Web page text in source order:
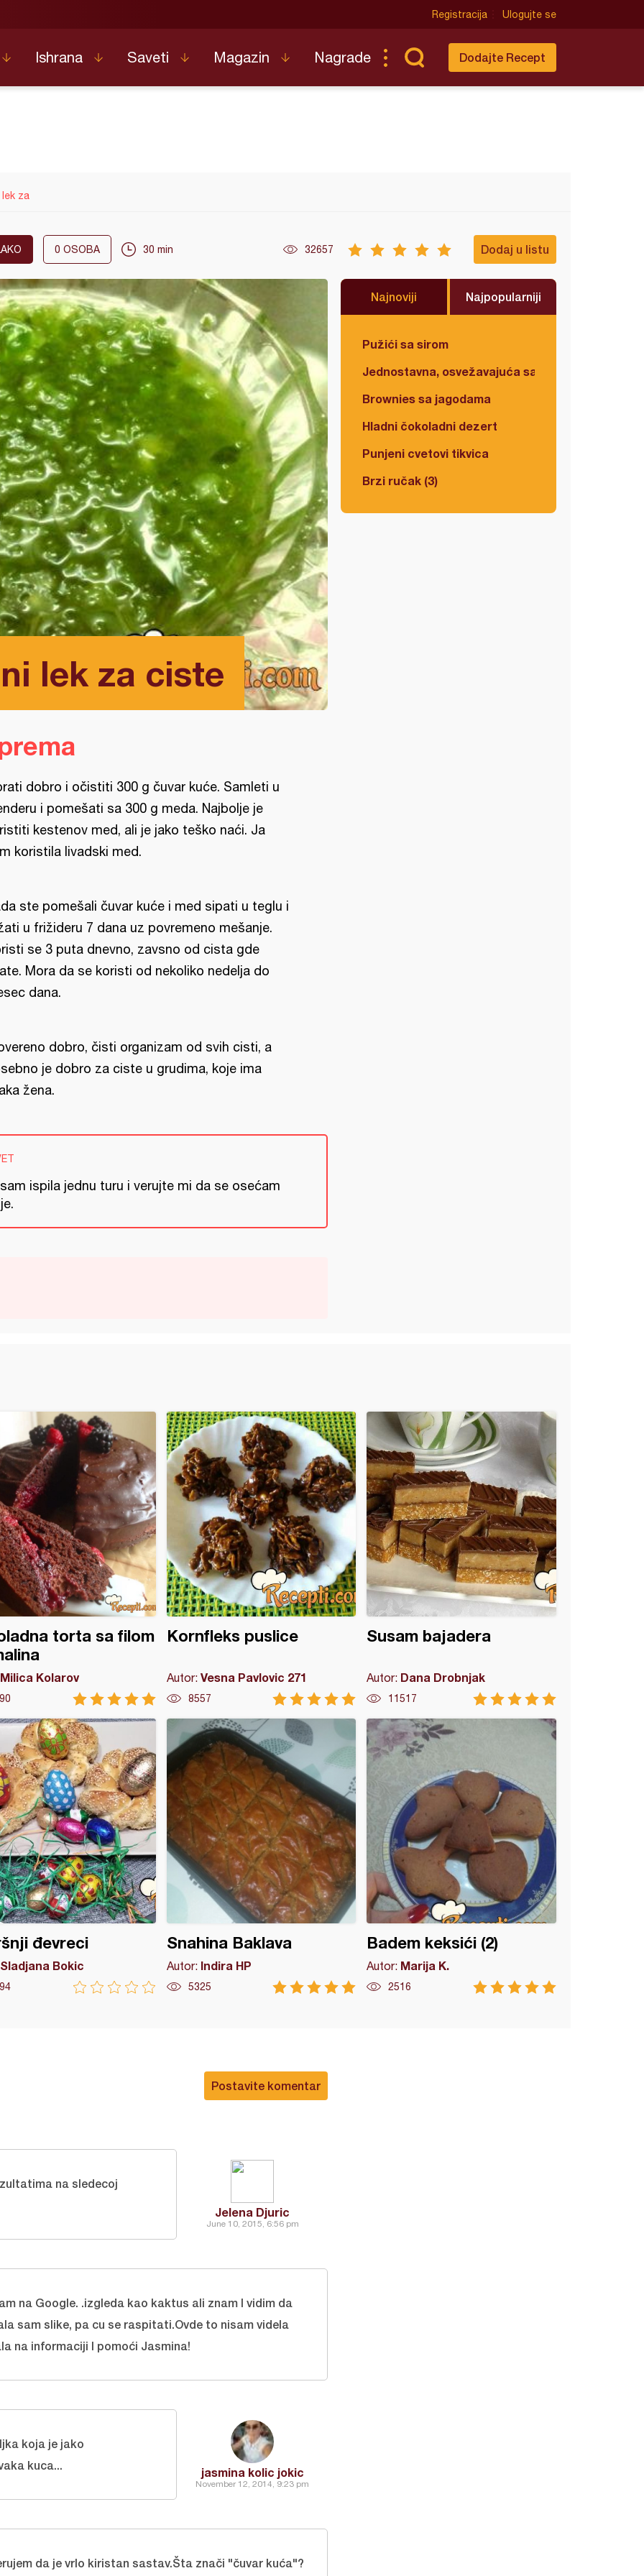
Registracija Ulogujte se
Ishrana Saveti Magazin Nagrade Dodajte Recept
za
0 OSOBA 30 min 32657 Dodaj u listu
lek za ciste
Najnoviji Najpopularniji
Pužići sa sirom
Jednostavna, osvežavajuća salata
Brownies sa jagodama
Hladni čokoladni dezert
Punjeni cvetovi tikvica
Brzi ručak (3)
dobro i očistiti 300 g čuvar kuće. Samleti u
i pomešati sa 300 g meda. Najbolje je
kestenov med, ali je jako teško naći. Ja
koristila livadski med.
ste pomešali čuvar kuće i med sipati u teglu i
u frižideru 7 dana uz povremeno mešanje.
se 3 puta dnevno, zavsno od cista gde
Mora da se koristi od nekoliko nedelja do
dana.
dobro, čisti organizam od svih cisti, a
je dobro za ciste u grudima, koje ima
žena.
ispila jednu turu i verujte mi da se osećam
torta sa filom
Milica Kolarov
Kornfleks puslice
Autor: Vesna Pavlovic 271
8557
Susam bajadera
Autor: Dana Drobnjak
11517
đevreci
Sladjana Bokic
Snahina Baklava
Autor: Indira HP
5325
Badem keksići (2)
Autor: Marija K.
2516
Postavite komentar
Jelena Djuric
June 10, 2015, 6:56 pm
na sledecoj
na Google. .izgleda kao kaktus ali znam I vidim da
sam slike, pa cu se raspitati.Ovde to nisam videla
na informaciji I pomoći Jasmina!
jasmina kolic jokic
November 12, 2014, 9:23 pm
koja je jako
kuca...
da je vrlo kiristan sastav.Šta znači "čuvar kuća"?